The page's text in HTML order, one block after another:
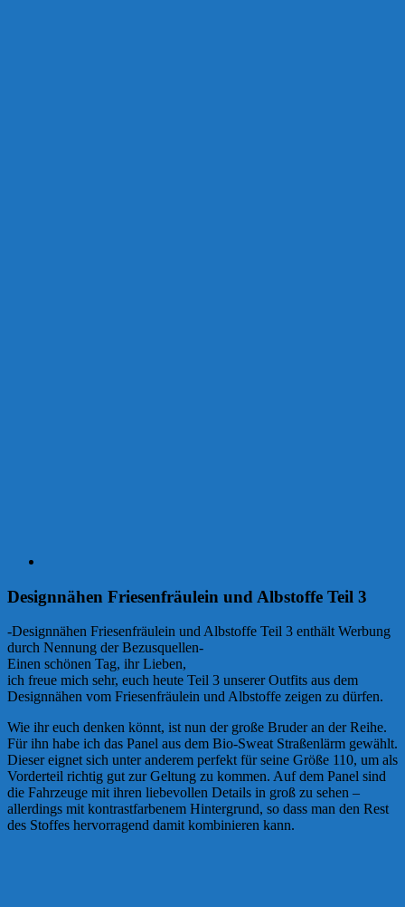
Designnähen Friesenfräulein und Albstoffe Teil 3
-Designnähen Friesenfräulein und Albstoffe Teil 3 enthält Werbung
durch Nennung der Bezusquellen-
Einen schönen Tag, ihr Lieben,
ich freue mich sehr, euch heute Teil 3 unserer Outfits aus dem
Designnähen vom Friesenfräulein und Albstoffe zeigen zu dürfen.
Wie ihr euch denken könnt, ist nun der große Bruder an der Reihe.
Für ihn habe ich das Panel aus dem Bio-Sweat Straßenlärm gewählt.
Dieser eignet sich unter anderem perfekt für seine Größe 110, um als
Vorderteil richtig gut zur Geltung zu kommen. Auf dem Panel sind
die Fahrzeuge mit ihren liebevollen Details in groß zu sehen –
allerdings mit kontrastfarbenem Hintergrund, so dass man den Rest
des Stoffes hervorragend damit kombinieren kann.